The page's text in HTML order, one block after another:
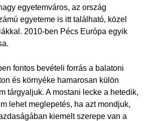
egyetemváros, az ország
egyeteme is itt található, közel
2010-ben Pécs Európa egyik
fontos bevételi forrás a balatoni
és környéke hamarosan külön
tárgyaljuk. A mostani lecke a hetedik,
lehet meglepetés, ha azt mondjuk,
kiemelt szerepe van a